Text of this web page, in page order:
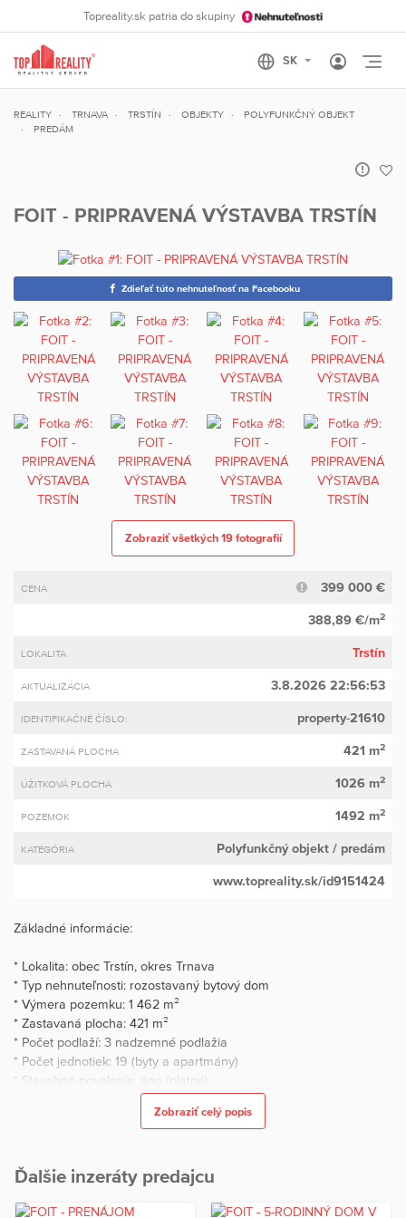
Topreality.sk patria do skupiny
REALITY TRNAVA TRSTÍN OBJEKTY
POLYFUNKČNÝ OBJEKT
PREDÁM
FOIT - PRIPRAVENÁ VÝSTAVBA TRSTÍN
Zdieľať túto nehnuteľnosť na Facebooku
Zobraziť všetkých 19 fotografií
CENA 399 000 €
388,89 €/m2
LOKALITA Trstín
AKTUALIZÁCIA 3.8.2026 22:56:53
IDENTIFIKAČNÉ ČÍSLO: property-21610
ZASTAVANÁ PLOCHA 421 m2
ÚŽITKOVÁ PLOCHA 1026 m2
POZEMOK 1492 m2
KATEGÓRIA Polyfunkčný objekt / predám
www.topreality.sk/id9151424
Základné informácie:
* Lokalita: obec Trstín, okres Trnava
* Typ nehnuteľnosti: rozostavaný bytový dom
* Výmera pozemku: 1 462 m²
* Zastavaná plocha: 421 m²
* Počet podlaží: 3 nadzemné podlažia
* Počet jednotiek: 19 (byty a apartmány)
* Stavebné povolenie: áno (platné)
* Projektová dokumentácia: áno (v cene)
* Stav: rozostavaná stavba pripravená na pokračovanie
Senica
Investičná príležitosť: Rozostavaný bytový dom v obci Trstín (okres
Zobraziť celý popis
Ďalšie inzeráty predajcu